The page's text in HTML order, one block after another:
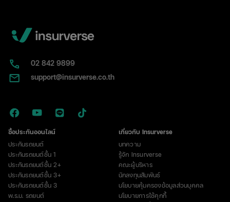
02​ 842 9899
support@insurverse.co.th
ซื้อประกันออนไลน์
ประกันรถยนต์
ประกันรถยนต์ชั้น 1
ประกันรถยนต์ชั้น 2+
ประกันรถยนต์ชั้น 3+
ประกันรถยนต์ชั้น 3
พ.ร.บ. รถยนต์
เกี่ยวกับ Insurverse
บทความ
รู้จัก Insurverse
คณะผู้บริหาร
นักลงทุนสัมพันธ์
นโยบายคุ้มครองข้อมูลส่วนบุคคล
นโยบายการใช้คุกกี้